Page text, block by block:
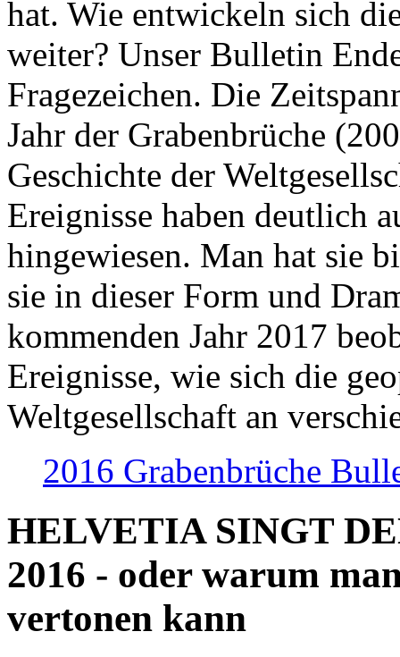
hat. Wie entwickeln sich
weiter? Unser Bulletin
Fragezeichen. Die
Jahr der Grabenbrüche
Geschichte der
Ereignisse haben deutlich
hingewiesen. Man hat sie
sie in dieser Form und
kommenden Jahr 2017
Ereignisse, wie sich die
Weltgesellschaft an
2016 Grabenbrüche
HELVETIA SINGT
2016 - oder warum
vertonen kann